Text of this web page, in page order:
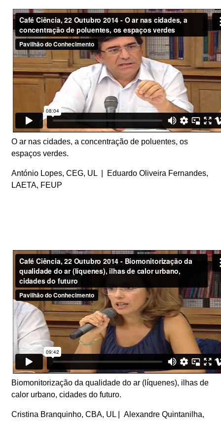
O ar nas cidades, a concentração de poluentes, os
espaços verdes.
António Lopes, CEG, UL | Eduardo Oliveira Fernandes,
LAETA, FEUP
Biomonitorização da qualidade do ar (líquenes), ilhas de
calor urbano, cidades do futuro.
Cristina Branquinho, CBA, UL | Alexandre Quintanilha,